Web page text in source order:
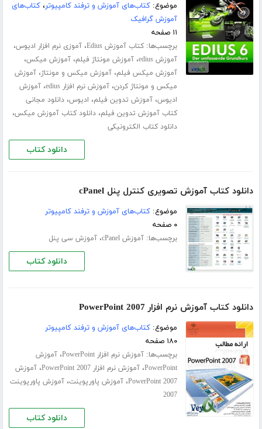
موضوع:کتاب‌های آموزش و ترفند کامپیوتر،کتاب‌های
آموزش گرافیک
۱۱ صفحه
برچسب‌ها:کتاب آموزش Edius ،آموزی نرم افزار ادیوس،
آموزش edius ،آموزش مونتاژ فیلم،آموزش میکس،
آموزش میکس فیلم،آموزش میکس و مونتاژ،آموزش
میکس و مونتاژ کردن،آموزش نرم افزار edius ،آموزش
ادیوس،آموزش تدوین فیلم، ادیوس،دانلود مجانی
کتاب آموزش تدوین فیلم،دانلود کتاب آموزش میکس،
دانلود کتاب الکترونیکی
دانلود کتاب
دانلود کتاب آموزش تصویری کنترل پنل cPanel
موضوع:کتاب‌های آموزش و ترفند کامپیوتر
۰ صفحه
برچسب‌ها:آموزش cPanel ،آموزش سی پنل
دانلود کتاب
دانلود کتاب آموزش نرم افزار PowerPoint 2007
موضوع:کتاب‌های آموزش و ترفند کامپیوتر
۱۸۰ صفحه
برچسب‌ها:آموزش نرم افزار PowerPoint ،آموزش
PowerPoint،آموزش نرم افزار PowerPoint 2007 ،آموزش
PowerPoint 2007،آموزش پاورپوینت،آموزش پاورپوینت
2007
دانلود کتاب